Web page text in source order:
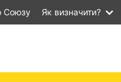
Союзу Як визначити?